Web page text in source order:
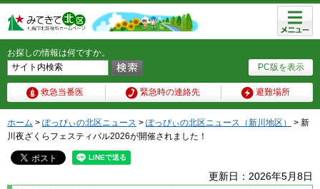
PC版を表示
お探しの情報は何ですか。
救急当番医 緊急時の連絡先 避難場所
メニュ
ー
ホーム > ぽっぴぃの北区ニュース > ぽっぴぃの北区ニュース（新川地区）
> 新
川夜ざくらフェスティバル2026が開催されました！
更新日：2026年5月8日